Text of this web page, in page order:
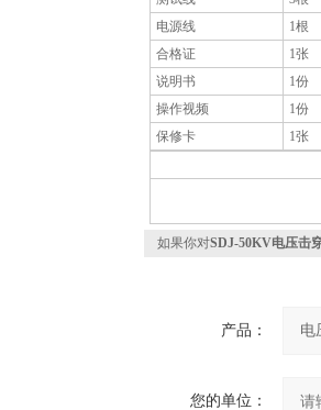
电源线
1根
合格证
1张
说明书
1份
操作视频
1份
保修卡
1张
如果你对SDJ-50KV电压击
产品：
您的单位：